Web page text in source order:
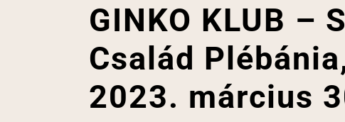
GINKO KLUB –
Család
2023. március